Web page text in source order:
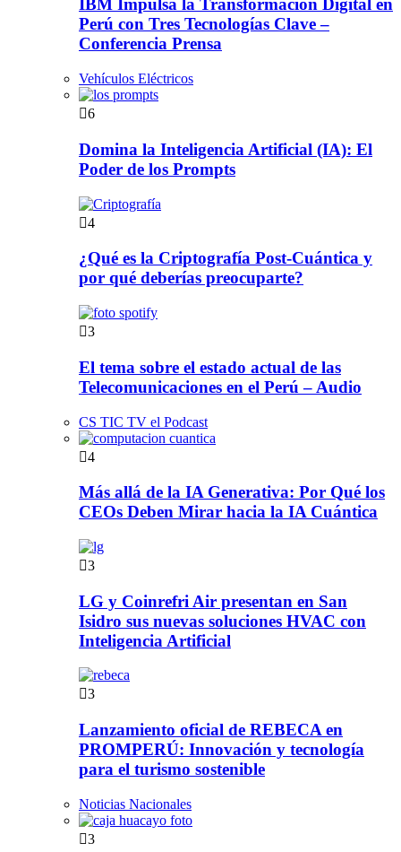
IBM Impulsa la Transformación Digital en
Perú con Tres Tecnologías Clave –
Conferencia Prensa
Vehículos Eléctricos
6
Domina la Inteligencia Artificial (IA): El
Poder de los Prompts
4
¿Qué es la Criptografía Post-Cuántica y
por qué deberías preocuparte?
3
El tema sobre el estado actual de las
Telecomunicaciones en el Perú – Audio
CS TIC TV el Podcast
4
Más allá de la IA Generativa: Por Qué los
CEOs Deben Mirar hacia la IA Cuántica
3
LG y Coinrefri Air presentan en San
Isidro sus nuevas soluciones HVAC con
Inteligencia Artificial
3
Lanzamiento oficial de REBECA en
PROMPERÚ: Innovación y tecnología
para el turismo sostenible
Noticias Nacionales
3